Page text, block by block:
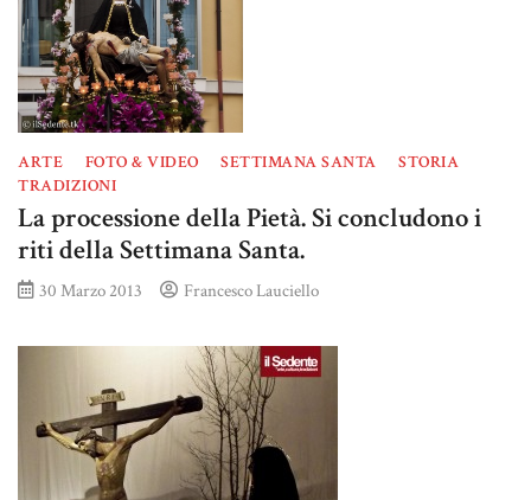
ARTE FOTO & VIDEO SETTIMANA SANTA
STORIA
TRADIZIONI
La processione della Pietà. Si concludono i
riti della Settimana Santa.
30 Marzo 2013 Francesco Lauciello